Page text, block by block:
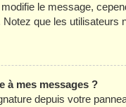
le message,
que les
à mes messages ?
depuis votre